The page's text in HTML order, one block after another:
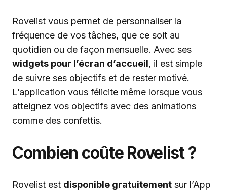
Rovelist vous permet de personnaliser la
fréquence de vos tâches, que ce soit au
quotidien ou de façon mensuelle. Avec ses
widgets pour l’écran d’accueil, il est simple
de suivre ses objectifs et de rester motivé.
L’application vous félicite même lorsque vous
atteignez vos objectifs avec des animations
comme des confettis.
Combien coûte Rovelist ?
Rovelist est disponible gratuitement sur l’App